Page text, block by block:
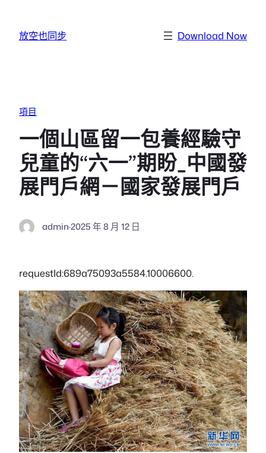
放空也同步 Download Now
項目
一個山區留一包養經驗守
兒童的“六一”期盼_中國發
展門戶網－國家發展門戶
admin·2025 年 8 月 12 日
requestId:689a75093a5584.10006600.